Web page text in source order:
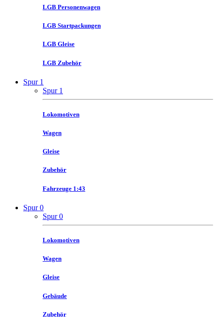
LGB Personenwagen
LGB Startpackungen
LGB Gleise
LGB Zubehör
Spur 1
Spur 1
Lokomotiven
Wagen
Gleise
Zubehör
Fahrzeuge 1:43
Spur 0
Spur 0
Lokomotiven
Wagen
Gleise
Gebäude
Zubehör